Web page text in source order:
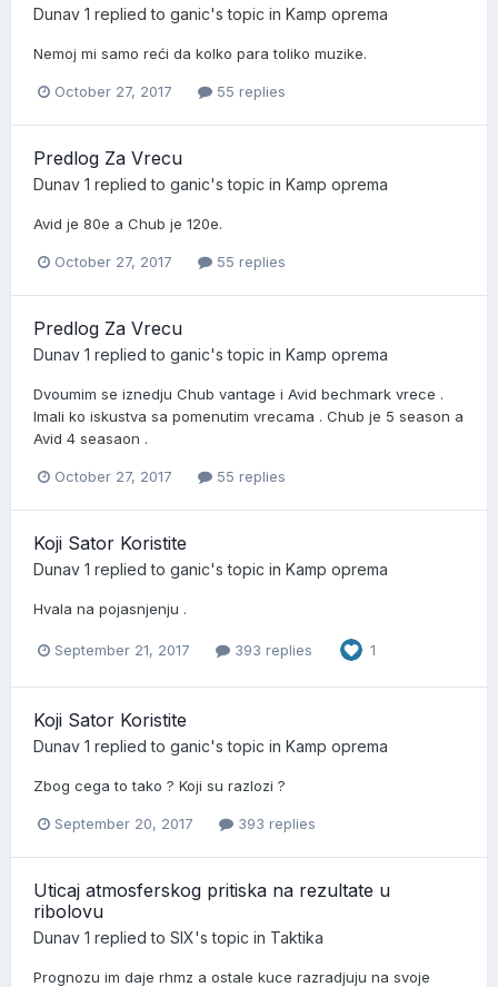
Dunav 1 replied to ganic's topic in Kamp oprema
Nemoj mi samo reći da kolko para toliko muzike.
October 27, 2017 55 replies
Predlog Za Vrecu
Dunav 1 replied to ganic's topic in Kamp oprema
Avid je 80e a Chub je 120e.
October 27, 2017 55 replies
Predlog Za Vrecu
Dunav 1 replied to ganic's topic in Kamp oprema
Dvoumim se iznedju Chub vantage i Avid bechmark vrece .
Imali ko iskustva sa pomenutim vrecama . Chub je 5 season a
Avid 4 seasaon .
October 27, 2017 55 replies
Koji Sator Koristite
Dunav 1 replied to ganic's topic in Kamp oprema
Hvala na pojasnjenju .
September 21, 2017 393 replies 1
Koji Sator Koristite
Dunav 1 replied to ganic's topic in Kamp oprema
Zbog cega to tako ? Koji su razlozi ?
September 20, 2017 393 replies
Uticaj atmosferskog pritiska na rezultate u
ribolovu
Dunav 1 replied to SIX's topic in Taktika
Prognozu im daje rhmz a ostale kuce razradjuju na svoje